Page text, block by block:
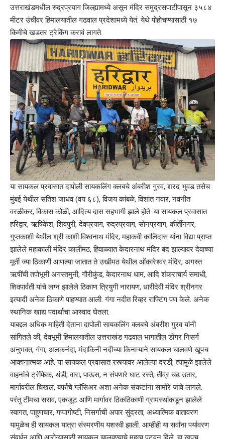
उत्तराखंडमधील रुद्रप्रयाग जिल्ह्यामध्ये असून मंदिर समुद्रसपाटीपासून ३५८४
मीटर उंचीवर हिमालयातील गढवाल प्रदेशामध्ये येतं. येथे पोहोचण्यासाठी १७
किमीचे खडतर ट्रेकिंग करावं लागते.
या सायकल प्रवासात दापोली सायकलिंग क्लबचे अंबरीश गुरव, शरद भुवड तसेच
मुंबई येथील सतिश जाधव (वय ६८), विजय कांबळे, विशांत नवार, नवनीत
वरळीकर, विकास कोळी, आदित्य दास सहभागी झाले होते. या सायकल प्रवासात
हरिद्वार, ऋषिकेश, शिवपुरी, देवप्रयाग, रुद्रप्रयाग, सोनप्रयाग, कीर्तीनगर,
गुप्तकाशी येथील श्री काशी विश्वनाथ मंदिर, महाकवी कालिदास यांना विद्या प्राप्त
झालेले महाकाली मंदिर कालीमठ, हिवाळ्यात केदारनाथ मंदिर बंद झाल्यावर देवाच्या
मूर्ती ज्या ठिकाणी आणल्या जातात ते उखीमठ येथील ओंकारेश्वर मंदिर, अगस्त
ऋषींची तपोभूमी अगस्तमुनी, गौरीकुंड, केदारनाथ धाम, आदि शंकराचार्य समाधी,
शिवपार्वती यांचे लग्न झालेले ठिकाण त्रियुगी नारायण, धारीदेवी मंदिर श्रीनगर
इत्यादी अनेक ठिकाणे पाहण्यात आली. गंगा नदीत रिव्हर राफ्टिंग पण केले. अनेक
स्थानिक खाद्य पदार्थाचा आस्वाद घेतला.
याबद्दल अधिक माहिती देताना दापोली सायकलिंग क्लबचे अंबरीश गुरव यांनी
सांगितले की, देवभूमी हिमालयातील उत्तराखंड गढवाल भागातील डोंगर निसर्ग
अनुभवत, गंगा, अलकनंदा, मंदाकिनी नदीच्या किनाऱ्याने सायकल चालवणे खूपच
आव्हानात्मक आहे. या सायकल प्रवासात रस्त्यावर आलेल्या दरडी, त्यामुळे झालेले
वाहनांचे ट्रॅफिक, थंडी, वारा, पाऊस, न संपणारे घाट रस्ते, तीव्र चढ उतार,
मार्गावरील चिखल, बर्फाचे ग्लॅसिअर अशा अनेक संकटांना सामोरे जावे लागले.
परंतु टीमचा सराव, एकजूट आणि मार्गावर ठिकठिकाणी ग्रामस्थांकडून झालेले
स्वागत, पाहुणचार, गप्पागोष्टी, निसर्गाची अपार सुंदरता, अध्यात्मिक वातावरण
यामुळेच ही सायकल यात्रा संस्मरणीय यशस्वी झाली. आम्हीही या सर्वांना पर्यावरण